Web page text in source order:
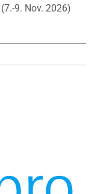
9. Nov. 2026)